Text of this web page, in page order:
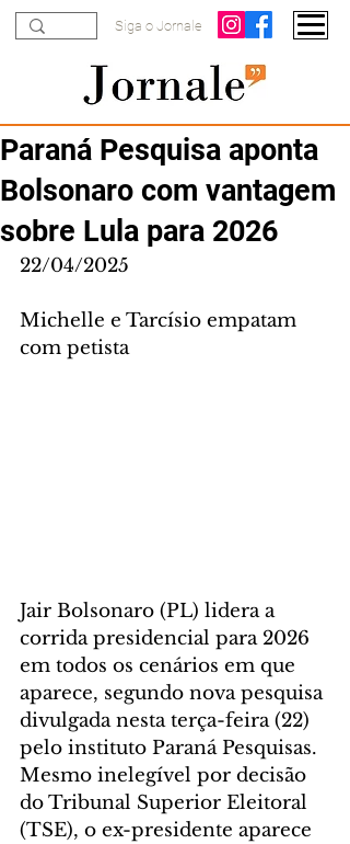
Siga o Jornale
Paraná Pesquisa aponta
Bolsonaro com vantagem
sobre Lula para 2026
22/04/2025
Michelle e Tarcísio empatam
com petista
Jair Bolsonaro (PL) lidera a
corrida presidencial para 2026
em todos os cenários em que
aparece, segundo nova pesquisa
divulgada nesta terça-feira (22)
pelo instituto Paraná Pesquisas.
Mesmo inelegível por decisão
do Tribunal Superior Eleitoral
(TSE), o ex-presidente aparece